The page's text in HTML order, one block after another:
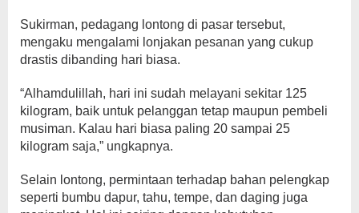
Sukirman, pedagang lontong di pasar tersebut,
mengaku mengalami lonjakan pesanan yang cukup
drastis dibanding hari biasa.
“Alhamdulillah, hari ini sudah melayani sekitar 125
kilogram, baik untuk pelanggan tetap maupun pembeli
musiman. Kalau hari biasa paling 20 sampai 25
kilogram saja,” ungkapnya.
Selain lontong, permintaan terhadap bahan pelengkap
seperti bumbu dapur, tahu, tempe, dan daging juga